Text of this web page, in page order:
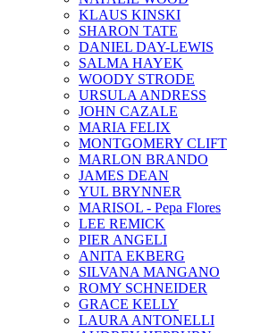
KLAUS KINSKI
SHARON TATE
DANIEL DAY-LEWIS
SALMA HAYEK
WOODY STRODE
URSULA ANDRESS
JOHN CAZALE
MARIA FELIX
MONTGOMERY CLIFT
MARLON BRANDO
JAMES DEAN
YUL BRYNNER
MARISOL - Pepa Flores
LEE REMICK
PIER ANGELI
ANITA EKBERG
SILVANA MANGANO
ROMY SCHNEIDER
GRACE KELLY
LAURA ANTONELLI